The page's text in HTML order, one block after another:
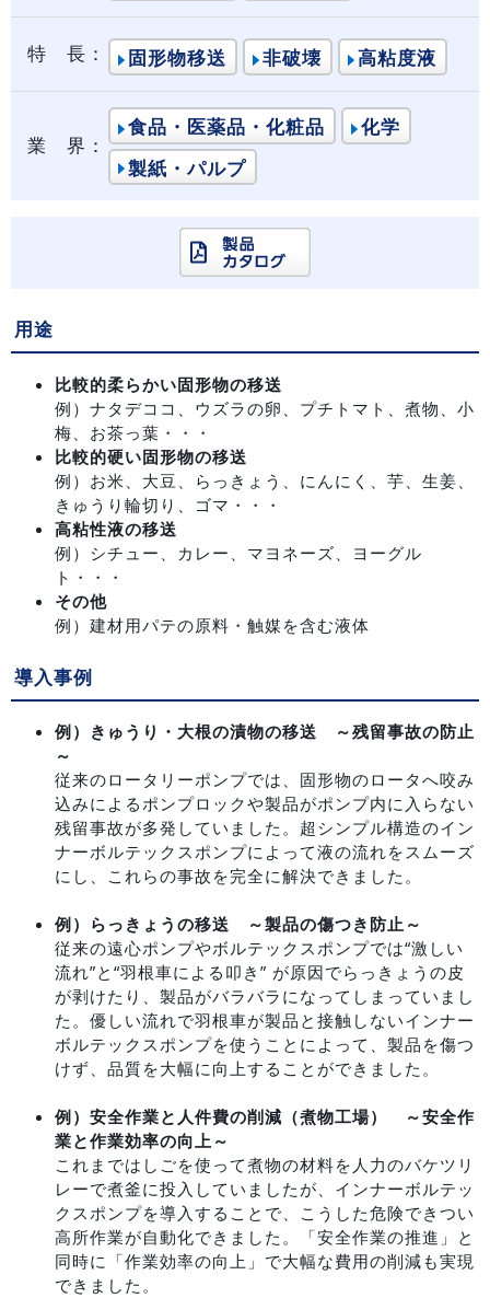
特 長： 固形物移送 非破壊 高粘度液
業 界：
食品・医薬品・化粧品
化学
製紙・パルプ
用途
比較的柔らかい固形物の移送
例）ナタデココ、ウズラの卵、プチトマト、煮物、小
梅、お茶っ葉・・・
比較的硬い固形物の移送
例）お米、大豆、らっきょう、にんにく、芋、生姜、
きゅうり輪切り、ゴマ・・・
高粘性液の移送
例）シチュー、カレー、マヨネーズ、ヨーグル
ト・・・
その他
例）建材用パテの原料・触媒を含む液体
導入事例
例）きゅうり・大根の漬物の移送 ～残留事故の防止
～
従来のロータリーポンプでは、固形物のロータへ咬み
込みによるポンプロックや製品がポンプ内に入らない
残留事故が多発していました。超シンプル構造のイン
ナーボルテックスポンプによって液の流れをスムーズ
にし、これらの事故を完全に解決できました。
例）らっきょうの移送 ～製品の傷つき防止～
従来の遠心ポンプやボルテックスポンプでは“激しい
流れ”と“羽根車による叩き” が原因でらっきょうの皮
が剥けたり、製品がバラバラになってしまっていまし
た。優しい流れで羽根車が製品と接触しないインナー
ボルテックスポンプを使うことによって、製品を傷つ
けず、品質を大幅に向上することができました。
例）安全作業と人件費の削減（煮物工場） ～安全作
業と作業効率の向上～
これまではしごを使って煮物の材料を人力のバケツリ
レーで煮釜に投入していましたが、インナーボルテッ
クスポンプを導入することで、こうした危険できつい
高所作業が自動化できました。「安全作業の推進」と
同時に「作業効率の向上」で大幅な費用の削減も実現
できました。